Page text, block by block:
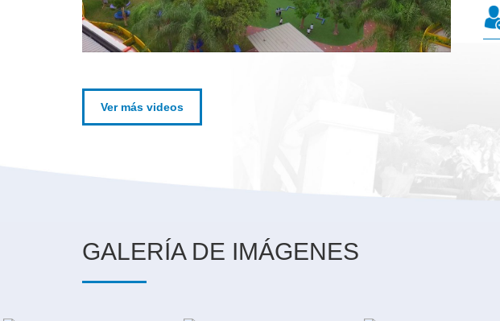
Ver más videos
GALERÍA DE IMÁGENES